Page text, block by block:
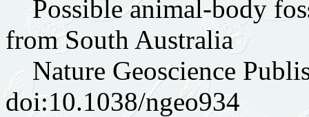
Possible animal-body
from South Australia
Nature Geoscience
doi:10.1038/ngeo934